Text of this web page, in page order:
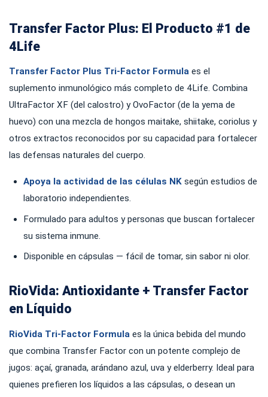
Transfer Factor Plus: El Producto #1 de
4Life
Transfer Factor Plus Tri-Factor Formula es el
suplemento inmunológico más completo de 4Life. Combina
UltraFactor XF (del calostro) y OvoFactor (de la yema de
huevo) con una mezcla de hongos maitake, shiitake, coriolus y
otros extractos reconocidos por su capacidad para fortalecer
las defensas naturales del cuerpo.
Apoya la actividad de las células NK según estudios de
laboratorio independientes.
Formulado para adultos y personas que buscan fortalecer
su sistema inmune.
Disponible en cápsulas — fácil de tomar, sin sabor ni olor.
RioVida: Antioxidante + Transfer Factor
en Líquido
RioVida Tri-Factor Formula es la única bebida del mundo
que combina Transfer Factor con un potente complejo de
jugos: açaí, granada, arándano azul, uva y elderberry. Ideal para
quienes prefieren los líquidos a las cápsulas, o desean un